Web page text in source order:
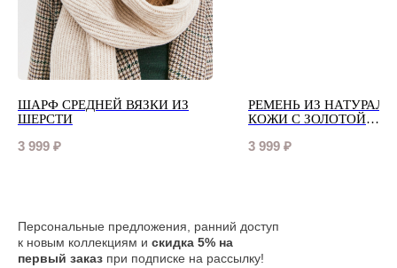
ШАРФ СРЕДНЕЙ ВЯЗКИ ИЗ
ШЕРСТИ
3 999 ₽
РЕМЕНЬ ИЗ
КОЖИ С ЗОЛОТОЙ
3 999 ₽
Персональные предложения, ранний доступ
к новым коллекциям и скидка 5% на
первый заказ при подписке на рассылку!